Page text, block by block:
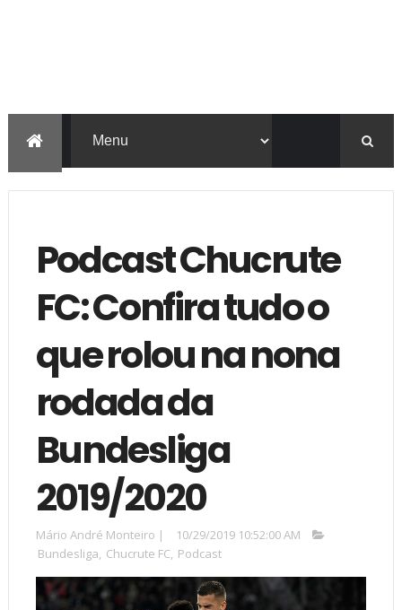
Podcast Chucrute
FC: Confira tudo o
que rolou na nona
rodada da
Bundesliga
2019/2020
Mário André Monteiro |
10/29/2019 10:52:00 AM
Bundesliga, Chucrute FC, Podcast